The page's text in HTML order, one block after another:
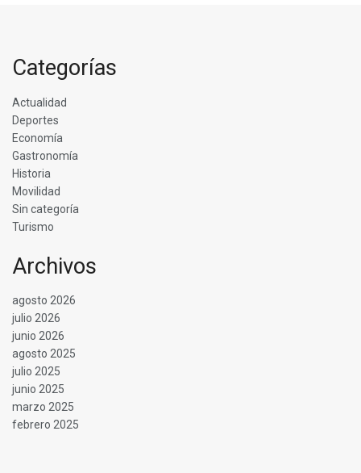
Categorías
Actualidad
Deportes
Economía
Gastronomía
Historia
Movilidad
Sin categoría
Turismo
Archivos
agosto 2026
julio 2026
junio 2026
agosto 2025
julio 2025
junio 2025
marzo 2025
febrero 2025